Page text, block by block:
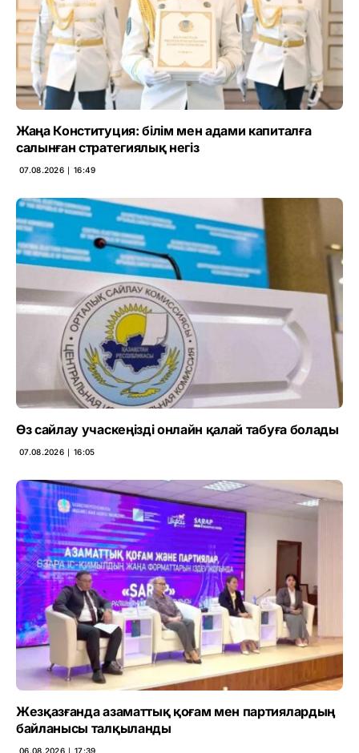
Жаңа Конституция: білім мен адами капиталға
салынған стратегиялық негіз
07.08.2026 ∣ 16:49
Өз сайлау учаскеңізді онлайн қалай табуға болады
07.08.2026 ∣ 16:05
Жезқазғанда азаматтық қоғам мен партиялардың
байланысы талқыланды
06.08.2026 ∣ 17:39